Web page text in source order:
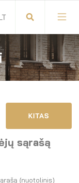
KITAS
sąrašą
(nuotolinis)